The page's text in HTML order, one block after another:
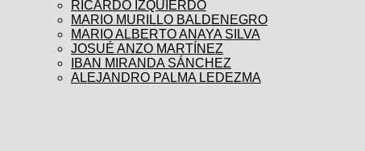
RICARDO IZQUIERDO
MARIO MURILLO BALDENEGRO
MARIO ALBERTO ANAYA SILVA
JOSUÉ ANZO MARTÍNEZ
IBAN MIRANDA SÁNCHEZ
ALEJANDRO PALMA LEDEZMA